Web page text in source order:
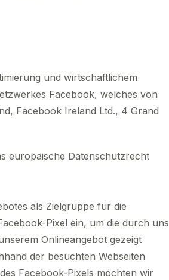
und wirtschaftlichem
Facebook, welches von
Facebook Ireland Ltd., 4 Grand
europäische Datenschutzrecht
als Zielgruppe für die
Pixel ein, um die durch uns
Onlineangebot gezeigt
der besuchten Webseiten
Facebook-Pixels möchten wir